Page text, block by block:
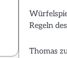
Regeln
Thomas